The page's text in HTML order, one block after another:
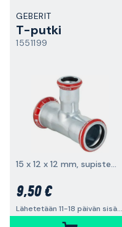
GEBERIT
T-putki
1551199
15 x 12 x 12 mm, supistettu haara
9,50 €
Lähetetään 11-18 päivän sisällä